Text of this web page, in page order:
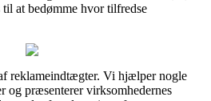
at bedømme hvor tilfredse
reklameindtægter. Vi hjælper nogle
og præsenterer virksomhedernes